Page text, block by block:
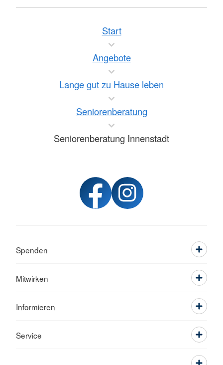
Start
Angebote
Lange gut zu Hause leben
Seniorenberatung
Seniorenberatung Innenstadt
Spenden
Mitwirken
Informieren
Service